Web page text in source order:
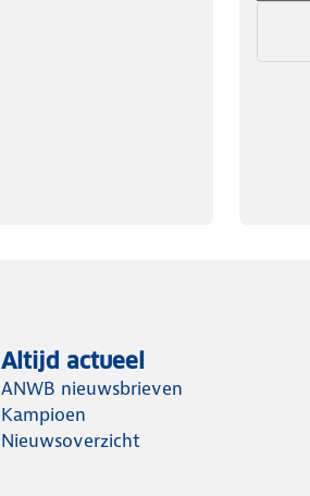
Altijd actueel
ANWB nieuwsbrieven
Kampioen
Nieuwsoverzicht